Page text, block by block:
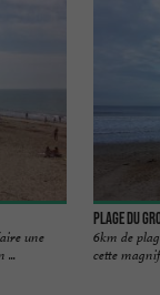
une
...
Plage du
6km de
cette